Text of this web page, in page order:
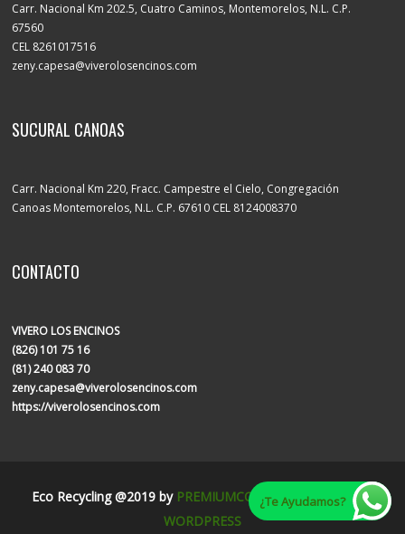
Carr. Nacional Km 202.5, Cuatro Caminos, Montemorelos, N.L. C.P.
67560
CEL 8261017516
zeny.capesa@viverolosencinos.com
SUCURAL CANOAS
Carr. Nacional Km 220, Fracc. Campestre el Cielo, Congregación
Canoas Montemorelos, N.L. C.P. 67610 CEL 8124008370
CONTACTO
VIVERO LOS ENCINOS
(826) 101 75 16
(81) 240 083 70
zeny.capesa@viverolosencinos.com
https://viverolosencinos.com
Eco Recycling @2019 by PREMIUMCODING| Powered by:
WORDPRESS
¿Te Ayudamos?